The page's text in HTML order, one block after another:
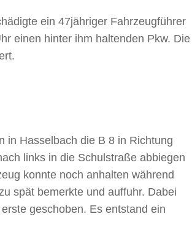
ein 47jähriger Fahrzeugführer
einen hinter ihm haltenden Pkw. Die
in Hasselbach die B 8 in Richtung
links in die Schulstraße abbiegen
konnte noch anhalten während
spät bemerkte und auffuhr. Dabei
geschoben. Es entstand ein